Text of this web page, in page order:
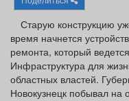
Старую конструкцию
время начнется
ремонта, который
Инфраструктура для
областных властей.
Новокузнецк побывал на